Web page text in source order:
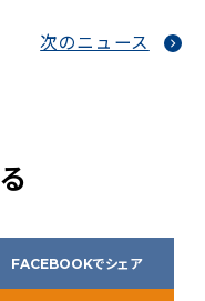
次のニュース
FACEBOOKでシェア